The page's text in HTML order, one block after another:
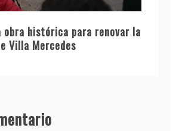
obra histórica para renovar la
Villa Mercedes